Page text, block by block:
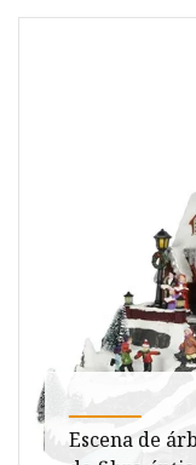
200,00 cm *
del paquete
Escena de